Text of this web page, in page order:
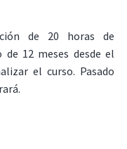
de 20 horas de
12 meses desde el
el curso. Pasado